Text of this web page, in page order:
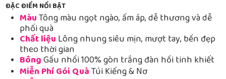
ĐẶC ĐIỂM NỔI BẬT
MàuTông màu ngọt ngào, ấm áp, dễ thương và dễ
phối quà
Chất liệu Lông nhung siêu mịn, mượt tay, bền đẹp
theo thời gian
BôngGấu nhồi 100% gòn trắng đàn hồi tinh khiết
Miễn Phí Gói QuàTúi Kiếng & Nơ